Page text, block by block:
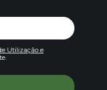
Utilização e